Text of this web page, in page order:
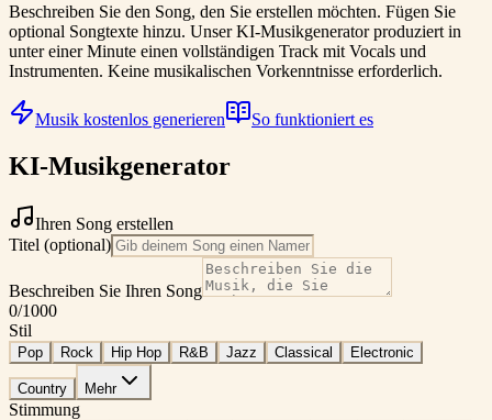
Beschreiben Sie den Song, den Sie erstellen möchten. Fügen Sie
optional Songtexte hinzu. Unser KI-Musikgenerator produziert in
unter einer Minute einen vollständigen Track mit Vocals und
Instrumenten. Keine musikalischen Vorkenntnisse erforderlich.
Musik kostenlos generieren So funktioniert es
KI-Musikgenerator
Ihren Song erstellen
Titel (optional)
Beschreiben Sie Ihren Song
0/1000
Stil
Pop Rock Hip Hop R&B Jazz Classical Electronic
Country Mehr
Stimmung